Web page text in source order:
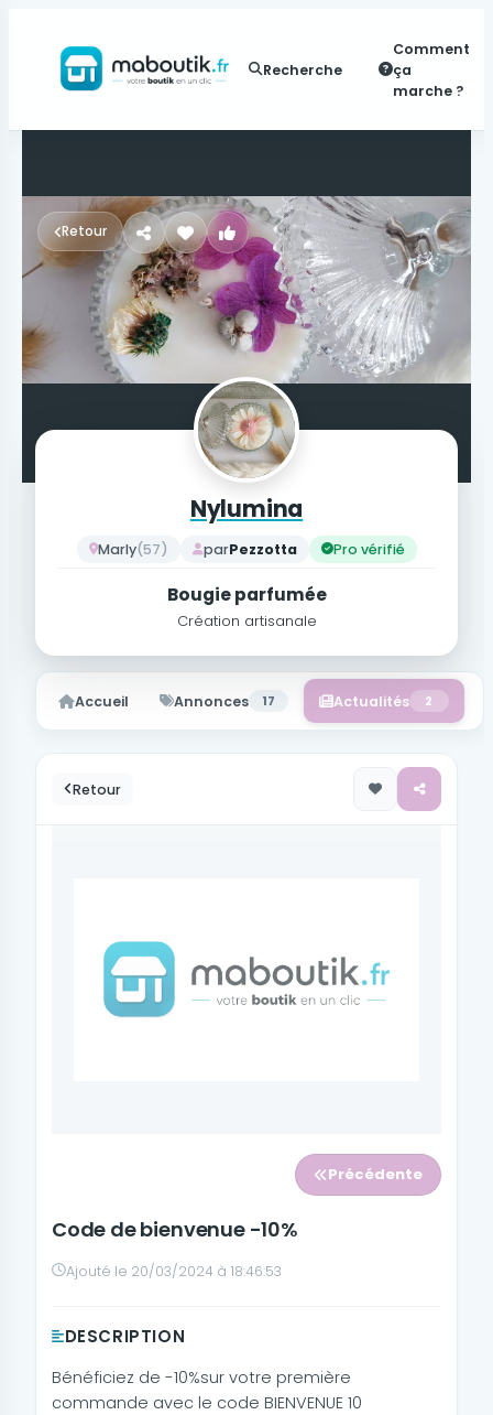
Recherche
Comment
ça
marche ?
Retour
Nylumina
Marly(57) parPezzotta Pro vérifié
Bougie parfumée
Création artisanale
Accueil Annonces 17 Actualités 2
Retour
Précédente
Code de bienvenue -10%
Ajouté le 20/03/2024 à 18:46:53
DESCRIPTION
Bénéficiez de -10%sur votre première
commande avec le code BIENVENUE 10